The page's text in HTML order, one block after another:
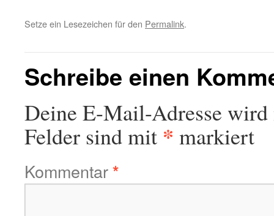
Setze ein Lesezeichen für den Permalink.
Schreibe einen
Deine E-Mail-Adresse
Felder sind mit * markiert
Kommentar*